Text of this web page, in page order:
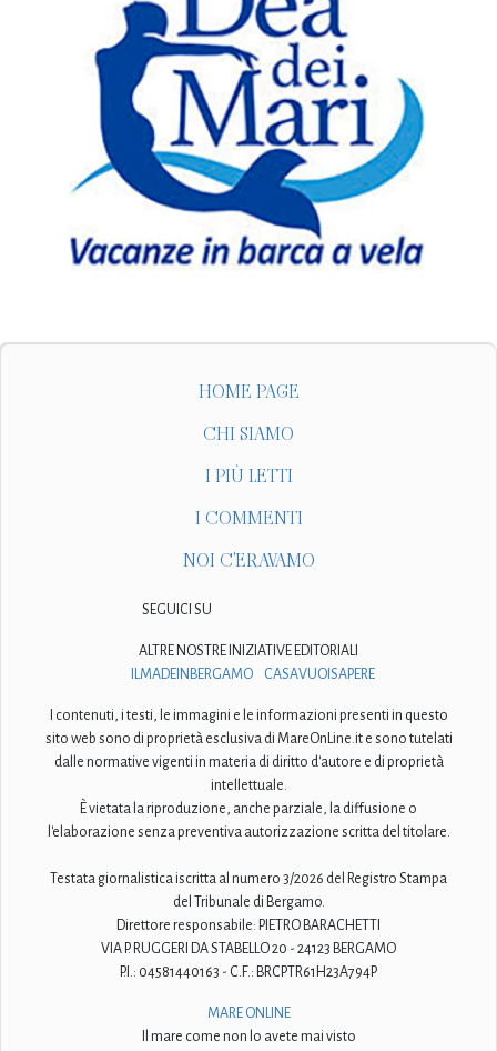
HOME PAGE
CHI SIAMO
I PIÙ LETTI
I COMMENTI
NOI C'ERAVAMO
SEGUICI SU
ALTRE NOSTRE INIZIATIVE EDITORIALI
ILMADEINBERGAMO
CASAVUOISAPERE
I contenuti, i testi, le immagini e le informazioni presenti in questo
sito web sono di proprietà esclusiva di MareOnLine.it e sono tutelati
dalle normative vigenti in materia di diritto d'autore e di proprietà
intellettuale.
È vietata la riproduzione, anche parziale, la diffusione o
l'elaborazione senza preventiva autorizzazione scritta del titolare.
Testata giornalistica iscritta al numero 3/2026 del Registro Stampa
del Tribunale di Bergamo.
Direttore responsabile: PIETRO BARACHETTI
VIA P. RUGGERI DA STABELLO 20 - 24123 BERGAMO
P.I.: 04581440163 - C.F.: BRCPTR61H23A794P
MARE ONLINE
Il mare come non lo avete mai visto